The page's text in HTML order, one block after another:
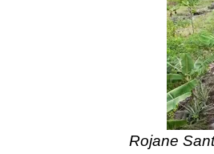
Rojane